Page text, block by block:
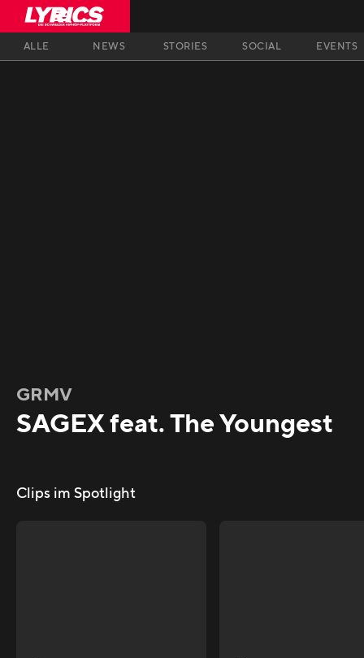
ALLE NEWS STORIES SOCIAL EVENTS
GRMV
SAGEX feat. The Youngest
Clips im Spotlight